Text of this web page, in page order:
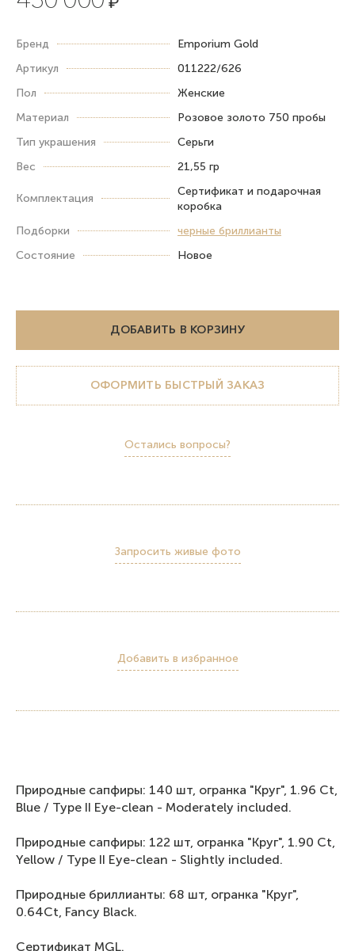
Бренд
Emporium Gold
Артикул
011222/626
Пол
Женские
Материал
Розовое золото 750 пробы
Тип украшения
Серьги
Вес
21,55 гр
Комплектация
Сертификат и подарочная
коробка
Подборки
черные бриллианты
Состояние
Новое
ДОБАВИТЬ В КОРЗИНУ
ОФОРМИТЬ БЫСТРЫЙ ЗАКАЗ
Остались вопросы?
Запросить живые фото
Добавить в избранное
Природные сапфиры: 140 шт, огранка "Круг", 1.96 Ct,
Blue / Type II Eye-clean - Moderately included.
Природные сапфиры: 122 шт, огранка "Круг", 1.90 Ct,
Yellow / Type II Eye-clean - Slightly included.
Природные бриллианты: 68 шт, огранка "Круг",
0.64Ct, Fancy Black.
Сертификат MGL.